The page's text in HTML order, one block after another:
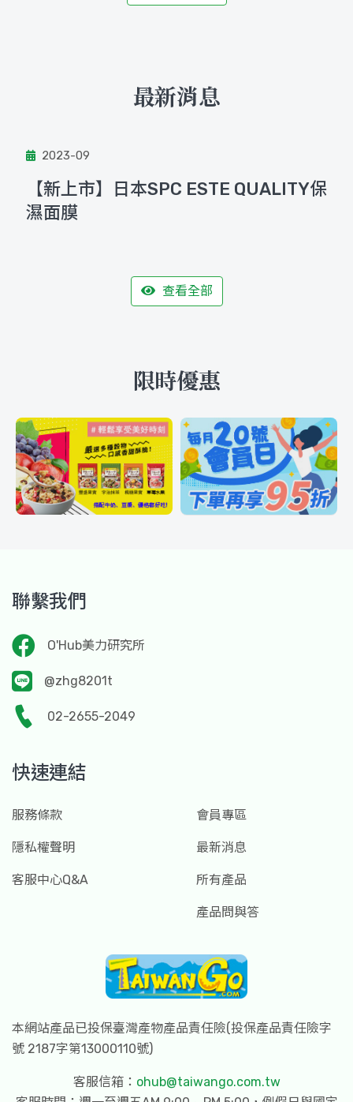
最新消息
2023-09
【新上市】日本SPC ESTE QUALITY保
濕面膜
查看全部
限時優惠
聯繫我們
O'Hub美力研究所
@zhg8201t
02-2655-2049
快速連結
服務條款
隱私權聲明
客服中心Q&A
會員專區
最新消息
所有產品
產品問與答
本網站產品已投保臺灣產物產品責任險(投保產品責任險字
號 2187字第13000110號)
客服信箱： ohub@taiwango.com.tw